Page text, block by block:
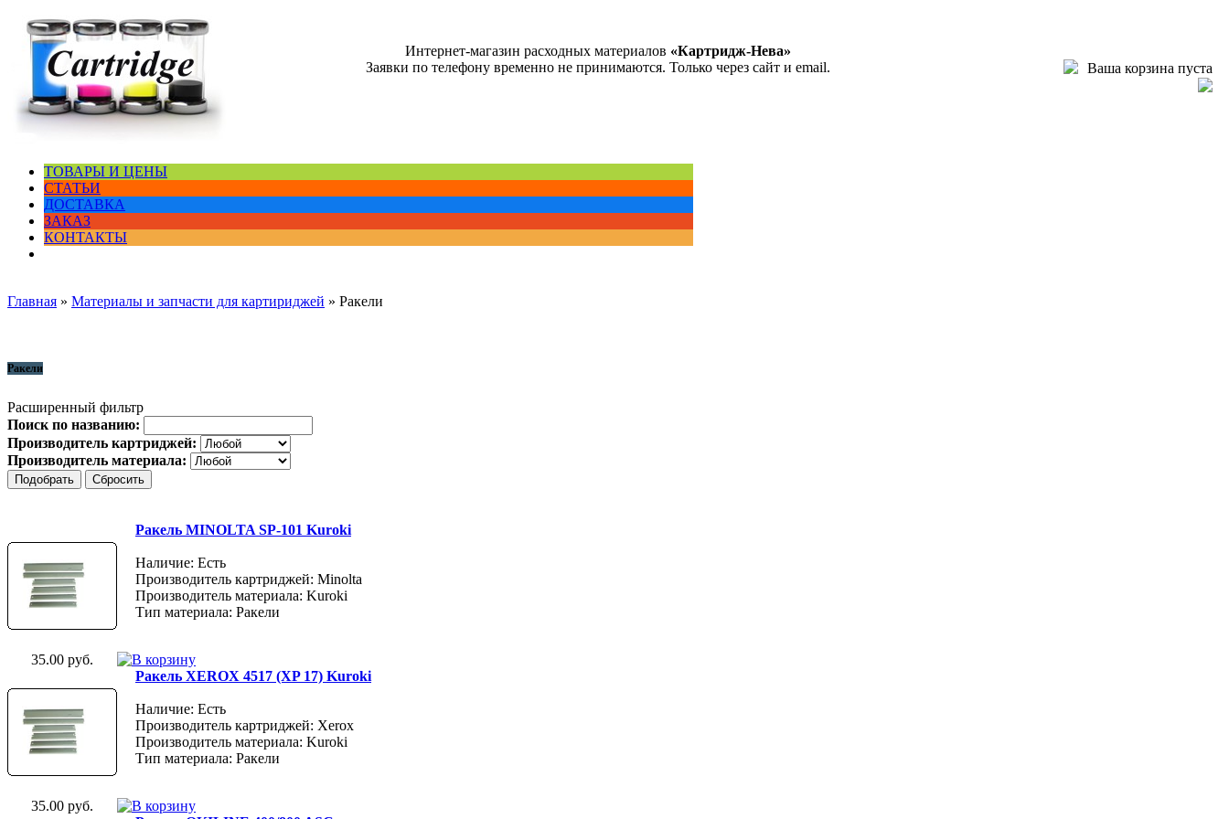
Интернет-магазин расходных материалов «Картридж-Нева»
Заявки по телефону временно не принимаются. Только через сайт и email.
Ваша корзина пуста
ТОВАРЫ И ЦЕНЫ
СТАТЬИ
ДОСТАВКА
ЗАКАЗ
КОНТАКТЫ
Главная » Материалы и запчасти для картириджей » Ракели
Ракели
Расширенный фильтр
Поиск по названию:
Производитель картриджей:
Производитель материала:
Ракель MINOLTA SP-101 Kuroki
Наличие: Есть
Производитель картриджей: Minolta
Производитель материала: Kuroki
Тип материала: Ракели
35.00 руб.
Ракель XEROX 4517 (XP 17) Kuroki
Наличие: Есть
Производитель картриджей: Xerox
Производитель материала: Kuroki
Тип материала: Ракели
35.00 руб.